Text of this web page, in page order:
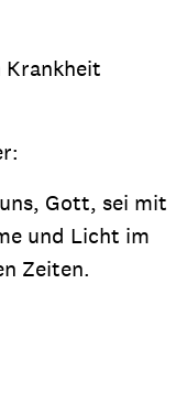
Gott, sei mit
und Licht im
Zeiten.